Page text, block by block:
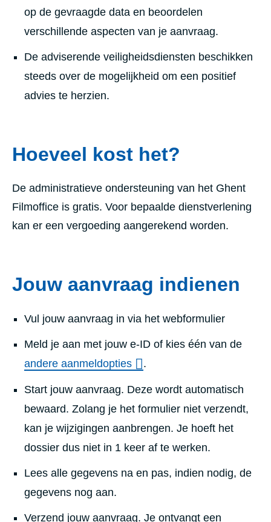
op de gevraagde data en beoordelen
verschillende aspecten van je aanvraag.
De adviserende veiligheidsdiensten beschikken
steeds over de mogelijkheid om een positief
advies te herzien.
Hoeveel kost het?
De administratieve ondersteuning van het Ghent
Filmoffice is gratis. Voor bepaalde dienstverlening
kan er een vergoeding aangerekend worden.
Jouw aanvraag indienen
Vul jouw aanvraag in via het webformulier
Meld je aan met jouw e-ID of kies één van de
andere aanmeldopties
.
Start jouw aanvraag. Deze wordt automatisch
bewaard. Zolang je het formulier niet verzendt,
kan je wijzigingen aanbrengen. Je hoeft het
dossier dus niet in 1 keer af te werken.
Lees alle gegevens na en pas, indien nodig, de
gegevens nog aan.
Verzend jouw aanvraag. Je ontvangt een